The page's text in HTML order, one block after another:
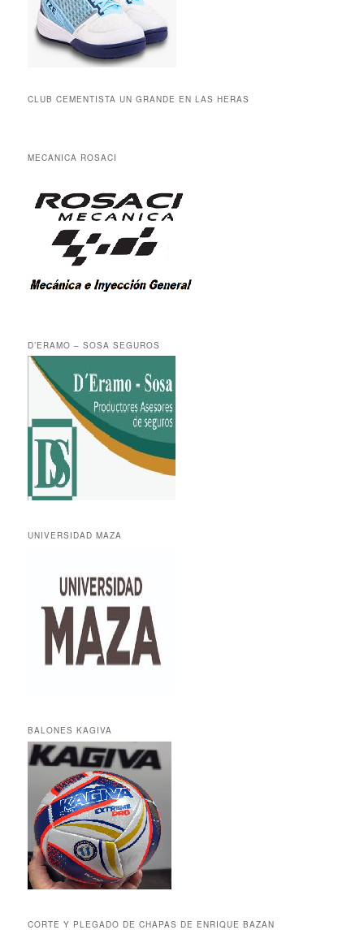
CLUB CEMENTISTA UN GRANDE EN LAS HERAS
MECANICA ROSACI
D’ERAMO – SOSA SEGUROS
UNIVERSIDAD MAZA
BALONES KAGIVA
CORTE Y PLEGADO DE CHAPAS DE ENRIQUE BAZAN